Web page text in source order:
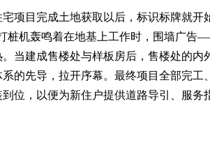
项目完成土地获取以后，标识标牌就开
桩机轰鸣着在地基上工作时，围墙广
当建成售楼处与样板房后，售楼处的
的先导，拉开序幕。最终项目全部完
位，以便为新住户提供道路导引、服务